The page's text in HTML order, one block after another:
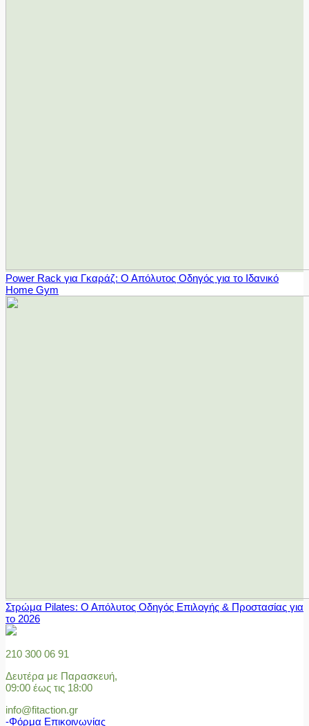
Power Rack για Γκαράζ: Ο Απόλυτος Οδηγός για το Ιδανικό
Home Gym
Στρώμα Pilates: Ο Απόλυτος Οδηγός Επιλογής & Προστασίας για
το 2026
210 300 06 91
Δευτέρα με Παρασκευή,
09:00 έως τις 18:00
info@fitaction.gr
-Φόρμα Επικοινωνίας